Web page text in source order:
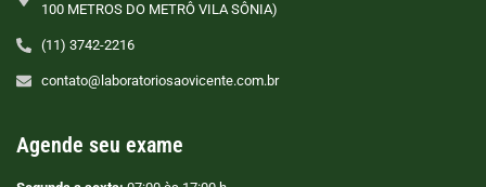
100 METROS DO METRÔ VILA SÔNIA)
(11) 3742-2216
contato@laboratoriosaovicente.com.br
Agende seu exame